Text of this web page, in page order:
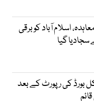
اسلام آباد کو برقی
گیا
بورڈ کی رپورٹ کے بعد